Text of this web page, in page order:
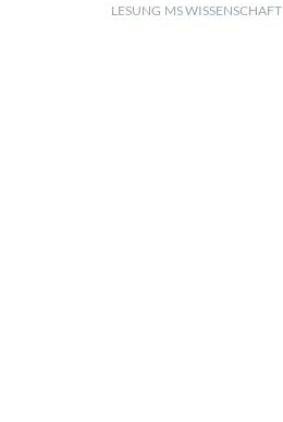
LESUNG MS WISSENSCHAFT